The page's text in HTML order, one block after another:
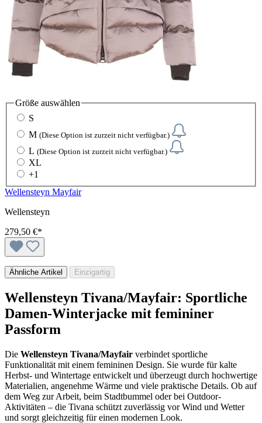
Größe auswählen
S
M (Diese Option ist zurzeit nicht verfügbar.)
L (Diese Option ist zurzeit nicht verfügbar.)
XL
+1
Wellensteyn Mayfair
Wellensteyn
279,50 €*
Ähnliche Artikel Einzigartig
Wellensteyn Tivana/Mayfair: Sportliche
Damen-Winterjacke mit femininer
Passform
Die Wellensteyn Tivana/Mayfair verbindet sportliche
Funktionalität mit einem femininen Design. Sie wurde für kalte
Herbst- und Wintertage entwickelt und überzeugt durch hochwertige
Materialien, angenehme Wärme und viele praktische Details. Ob auf
dem Weg zur Arbeit, beim Stadtbummel oder bei Outdoor-
Aktivitäten – die Tivana schützt zuverlässig vor Wind und Wetter
und sorgt gleichzeitig für einen modernen Look.